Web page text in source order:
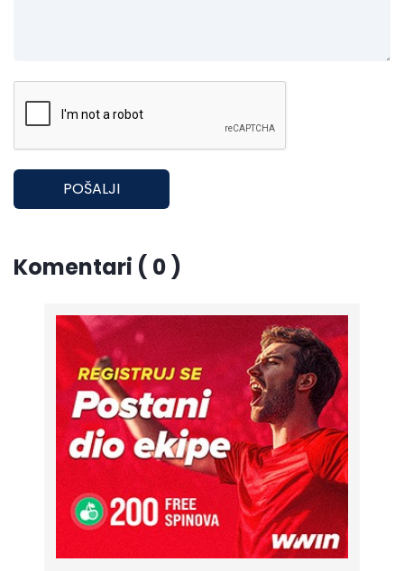
POŠALJI
Komentari ( 0 )